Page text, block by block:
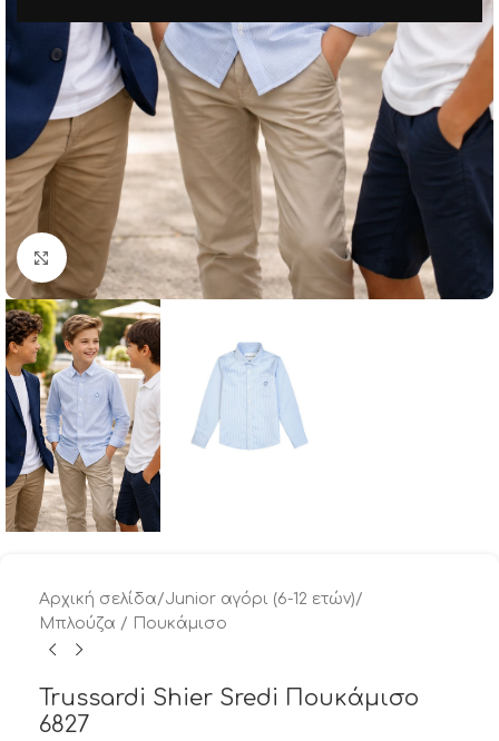
Μεγέθυνση
Αρχική σελίδα/Junior αγόρι (6-12 ετών)/
Μπλούζα / Πουκάμισο
Trussardi Shier Sredi Πουκάμισο
6827